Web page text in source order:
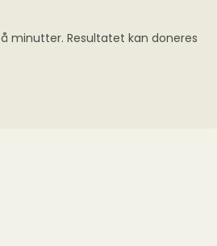
minutter. Resultatet kan doneres